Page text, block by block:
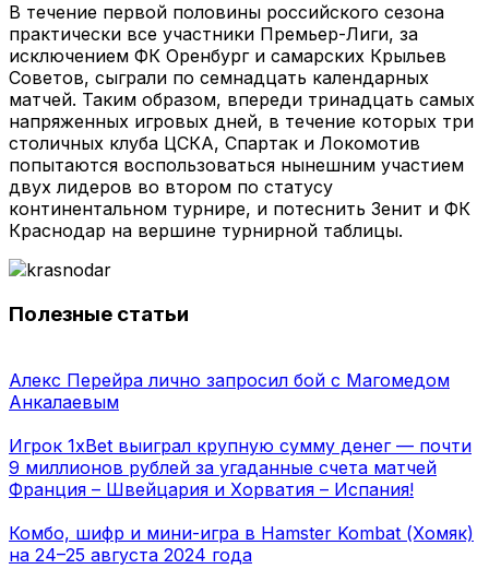
В течение первой половины российского сезона
практически все участники Премьер-Лиги, за
исключением ФК Оренбург и самарских Крыльев
Советов, сыграли по семнадцать календарных
матчей. Таким образом, впереди тринадцать самых
напряженных игровых дней, в течение которых три
столичных клуба ЦСКА, Спартак и Локомотив
попытаются воспользоваться нынешним участием
двух лидеров во втором по статусу
континентальном турнире, и потеснить Зенит и ФК
Краснодар на вершине турнирной таблицы.
Полезные статьи
Алекс Перейра лично запросил бой с Магомедом
Анкалаевым
Игрок 1xBet выиграл крупную сумму денег — почти
9 миллионов рублей за угаданные счета матчей
Франция – Швейцария и Хорватия – Испания!
Комбо, шифр и мини-игра в Hamster Kombat (Хомяк)
на 24–25 августа 2024 года